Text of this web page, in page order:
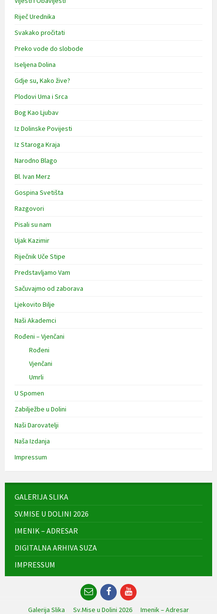
Riječ Urednika
Svakako pročitati
Preko vode do slobode
Iseljena Dolina
Gdje su, Kako žive?
Plodovi Uma i Srca
Bog Kao Ljubav
Iz Dolinske Povijesti
Iz Staroga Kraja
Narodno Blago
Bl. Ivan Merz
Gospina Svetišta
Razgovori
Pisali su nam
Ujak Kazimir
Riječnik Uče Stipe
Predstavljamo Vam
Sačuvajmo od zaborava
Ljekovito Bilje
Naši Akademci
Rođeni – Vjenčani
Rođeni
Vjenčani
Umrli
U Spomen
Zabilježbe u Dolini
Naši Darovatelji
Naša Izdanja
Impressum
GALERIJA SLIKA
SV.MISE U DOLINI 2026
IMENIK – ADRESAR
DIGITALNA ARHIVA SUZA
IMPRESSUM
EmailFacebookYouTube
Galerija Slika Sv.Mise u Dolini 2026 Imenik – Adresar